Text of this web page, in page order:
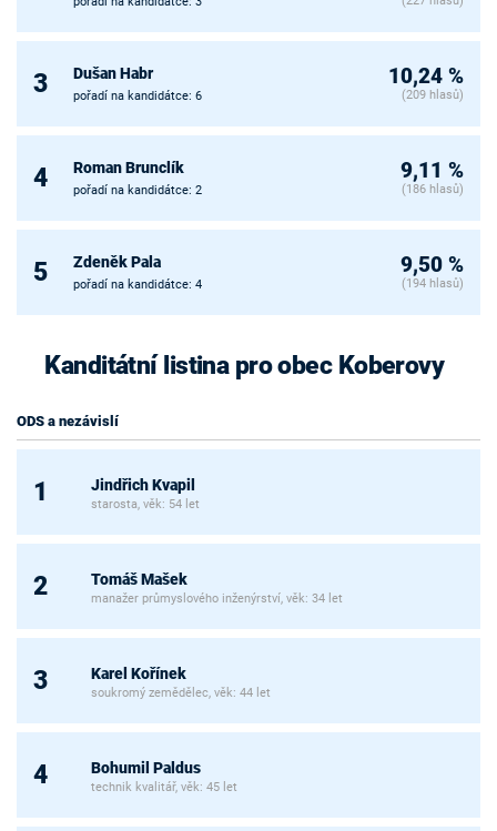
3 Dušan Habr
pořadí na kandidátce: 6
10,24 %
(209 hlasů)
4 Roman Brunclík
pořadí na kandidátce: 2
9,11 %
(186 hlasů)
5 Zdeněk Pala
pořadí na kandidátce: 4
9,50 %
(194 hlasů)
Kanditátní listina pro obec Koberovy
ODS a nezávislí
1 Jindřich Kvapil
starosta, věk: 54 let
2 Tomáš Mašek
manažer průmyslového inženýrství, věk: 34 let
3 Karel Kořínek
soukromý zemědělec, věk: 44 let
4 Bohumil Paldus
technik kvalitář, věk: 45 let